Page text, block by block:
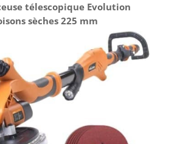
télescopique Evolution
sèches 225 mm